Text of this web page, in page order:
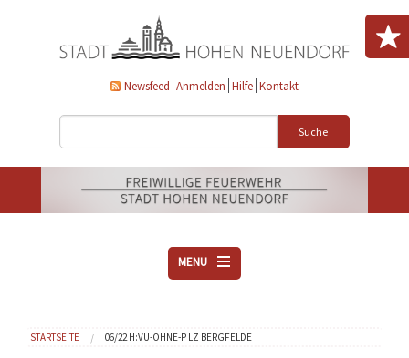
Newsfeed Anmelden Hilfe Kontakt
Suche
MENU
VEREINE
Sie sind hier
STARTSEITE 06/22 H:VU-OHNE-P LZ BERGFELDE